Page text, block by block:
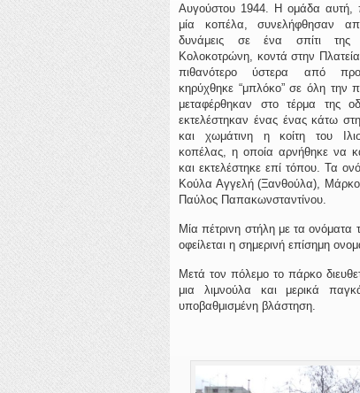
Αυγούστου 1944. Η ομάδα αυτή,
μία κοπέλα, συνελήφθησαν
δυνάμεις σε ένα σπίτι της
Κολοκοτρώνη, κοντά στην
πιθανότερο ύστερα από
κηρύχθηκε “μπλόκο” σε όλη την
μεταφέρθηκαν στο τέρμα της
εκτελέστηκαν ένας ένας κάτω
και χωμάτινη η κοίτη του
κοπέλας, η οποία αρνήθηκε να
και εκτελέστηκε επί τόπου. Τα
Κούλα Αγγελή (Ξανθούλα),
Παύλος Παπακωνσταντίνου.
Μία πέτρινη στήλη με τα ονόματα
οφείλεται η σημερινή επίσημη
Μετά τον πόλεμο το πάρκο
μια λιμνούλα και μερικά
υποβαθμισμένη βλάστηση.